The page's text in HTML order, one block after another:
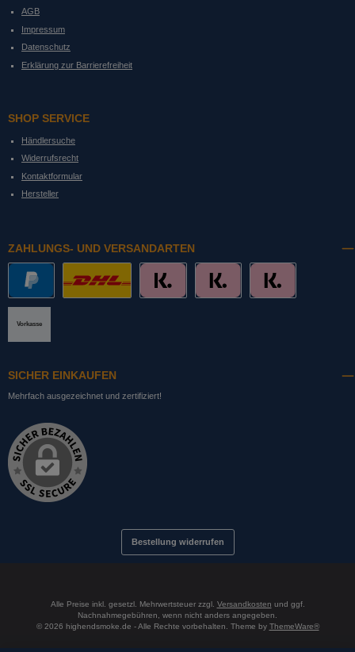
AGB
Impressum
Datenschutz
Erklärung zur Barrierefreiheit
SHOP SERVICE
Händlersuche
Widerrufsrecht
Kontaktformular
Hersteller
ZAHLUNGS- UND VERSANDARTEN
Vorkasse
SICHER EINKAUFEN
Mehrfach ausgezeichnet und zertifiziert!
Bestellung widerrufen
Alle Preise inkl. gesetzl. Mehrwertsteuer zzgl. Versandkosten und ggf.
Nachnahmegebühren, wenn nicht anders angegeben.
© 2026 highendsmoke.de - Alle Rechte vorbehalten. Theme by ThemeWare®